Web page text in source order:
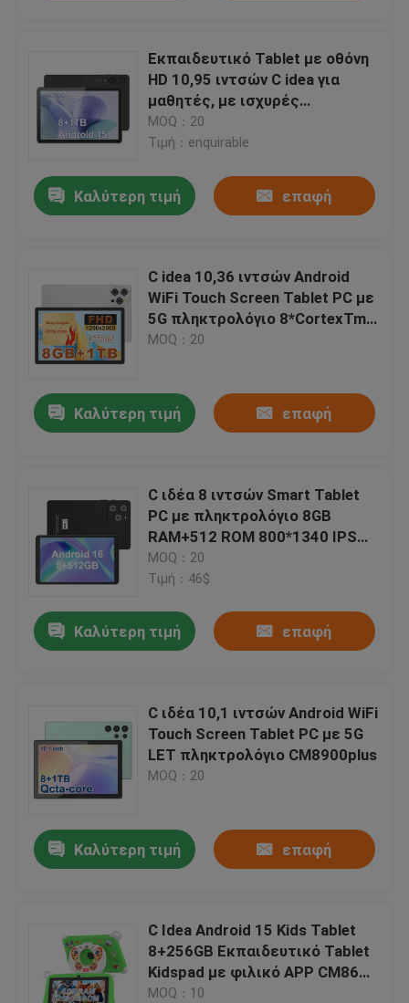
Προϊόντα
Βίντεο
Εκπαιδευτικό Tablet με οθόνη
HD 10,95 ιντσών C idea για
μαθητές, με ισχυρές
επιδόσεις και μεγάλη διάρκεια
μπαταρίας
MOQ：20
Τιμή：enquirable
Καλύτερη τιμή επαφή
C idea 10,36 ιντσών Android
WiFi Touch Screen Tablet PC με
5G πληκτρολόγιο 8*CortexTm-
A53 CM10016 plus
MOQ：20
Καλύτερη τιμή επαφή
C ιδέα 8 ιντσών Smart Tablet
PC με πληκτρολόγιο 8GB
RAM+512 ROM 800*1340 IPS
incell Εικονική οθόνη Εμφάνιση
BLACK CM866
MOQ：20
Τιμή：46$
Καλύτερη τιμή επαφή
C ιδέα 10,1 ιντσών Android WiFi
Touch Screen Tablet PC με 5G
LET πληκτρολόγιο CM8900plus
MOQ：20
Καλύτερη τιμή επαφή
C Idea Android 15 Kids Tablet
8+256GB Εκπαιδευτικό Tablet
Kidspad με φιλικό APP CM86
πράσινο
MOQ：10